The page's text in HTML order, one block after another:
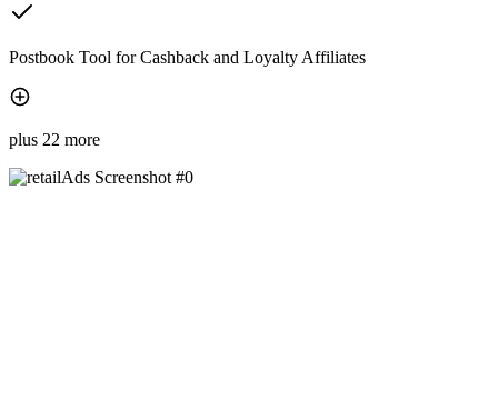
Postbook Tool for Cashback and Loyalty Affiliates
plus 22 more